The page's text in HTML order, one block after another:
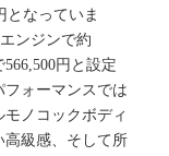
となっていま
ンジンで約
円と設定
ォーマンスでは
ノコックボディ
高級感、そして所